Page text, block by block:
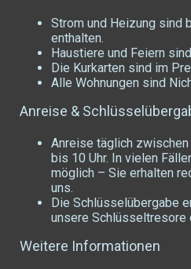
Strom und Heizung sind
enthalten.
Haustiere und Feiern
Die Kurkarten sind im
Alle Wohnungen sind
Anreise &
Anreise täglich zwischen
bis 10 Uhr. In vielen
möglich – Sie erhalten
uns.
Die Schlüsselübergabe
unsere Schlüsseltresore
Weitere Informationen